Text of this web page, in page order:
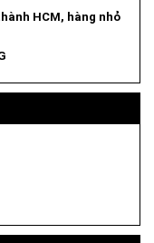
HCM, hàng nhỏ